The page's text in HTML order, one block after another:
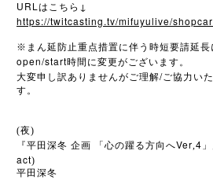
URL はこちら ↓
https://twitcasting.tv/mifuyulive/
※ まん延防止重点措置に伴う時短要請延長
open/start時間に変更がございます。
大変申し訳ありませんがご理解/ご協力い
す。
(夜)
『平田深冬 企画 「心の躍る方向へVer,4
act)
平田深冬